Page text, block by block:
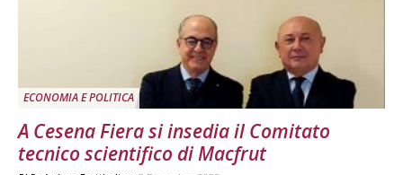
ECONOMIA E POLITICA
A Cesena Fiera si insedia il Comitato
tecnico scientifico di Macfrut